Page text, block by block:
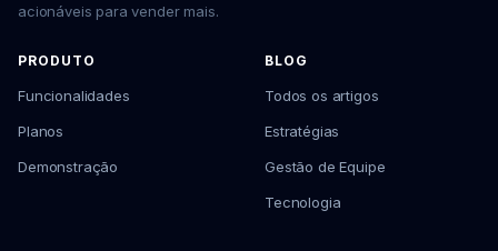
acionáveis para vender mais.
PRODUTO
Funcionalidades
Planos
Demonstração
BLOG
Todos os artigos
Estratégias
Gestão de Equipe
Tecnologia